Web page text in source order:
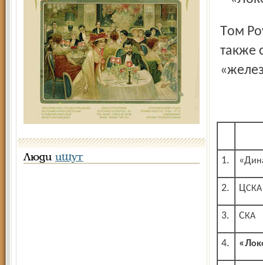
Люди ищут
Том Роу отметил игру своих подопечных в меньшинстве, а
также
1.
2. ЦСКА
3. СКА
4.